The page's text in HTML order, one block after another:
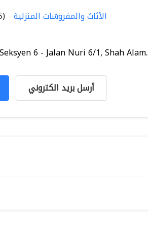
الأثاث والمفروشات المنزلية
6 - Jalan Nuri 6/1, Shah
أرسل بريد الكتروني